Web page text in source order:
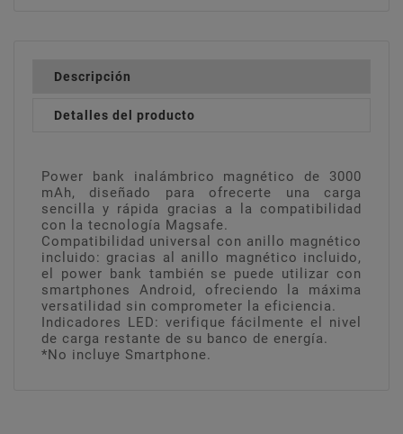
Descripción
Detalles del producto
Power bank inalámbrico magnético de 3000
mAh, diseñado para ofrecerte una carga
sencilla y rápida gracias a la compatibilidad
con la tecnología Magsafe.
Compatibilidad universal con anillo magnético
incluido: gracias al anillo magnético incluido,
el power bank también se puede utilizar con
smartphones Android, ofreciendo la máxima
versatilidad sin comprometer la eficiencia.
Indicadores LED: verifique fácilmente el nivel
de carga restante de su banco de energía.
*No incluye Smartphone.